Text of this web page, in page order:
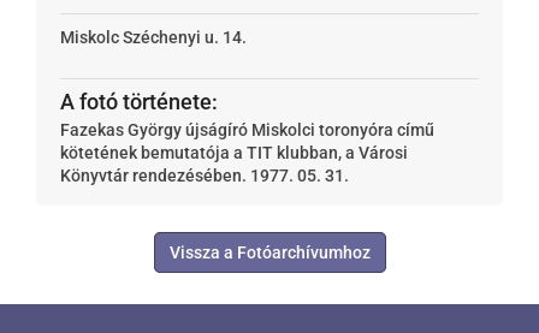
Miskolc Széchenyi u. 14.
A fotó története:
Fazekas György újságíró Miskolci toronyóra című
kötetének bemutatója a TIT klubban, a Városi
Könyvtár rendezésében. 1977. 05. 31.
Vissza a Fotóarchívumhoz